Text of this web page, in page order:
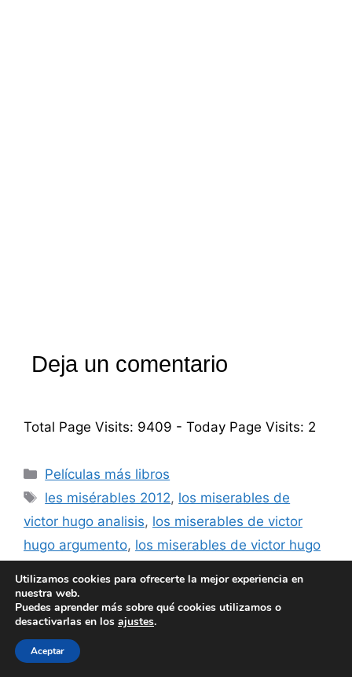
Deja un comentario
Total Page Visits: 9409 - Today Page Visits: 2
Categorías
Películas más libros
Etiquetas
les misérables 2012, los miserables de
victor hugo analisis, los miserables de victor
hugo argumento, los miserables de victor hugo
musical,
miserables novela,los miserables pelicula
miserables pelicula musical
personajes
Utilizamos cookies para ofrecerte la mejor experiencia en
nuestra web.
Puedes aprender más sobre qué cookies utilizamos o
desactivarlas en los ajustes.
Aceptar